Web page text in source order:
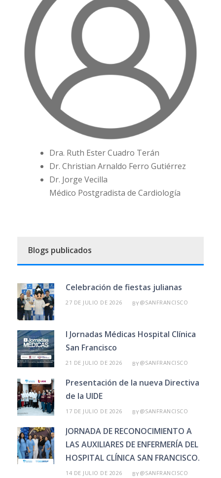
Dra. Ruth Ester Cuadro Terán
Dr. Christian Arnaldo Ferro Gutiérrez
Dr. Jorge Vecilla
Médico Postgradista de Cardiología
Blogs publicados
Celebración de fiestas julianas
27 DE JULIO DE 2026 BY@SANFRANCISCO
I Jornadas Médicas Hospital Clínica
San Francisco
21 DE JULIO DE 2026 BY@SANFRANCISCO
Presentación de la nueva Directiva
de la UIDE
17 DE JULIO DE 2026 BY@SANFRANCISCO
JORNADA DE RECONOCIMIENTO A
LAS AUXILIARES DE ENFERMERÍA DEL
HOSPITAL CLÍNICA SAN FRANCISCO.
14 DE JULIO DE 2026 BY@SANFRANCISCO